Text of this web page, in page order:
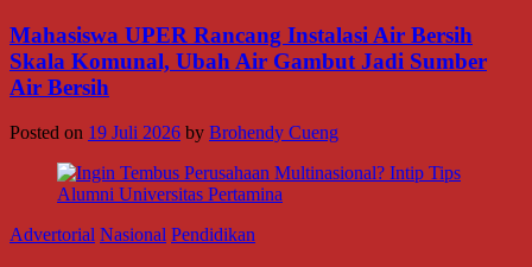
Mahasiswa UPER Rancang Instalasi Air Bersih
Skala Komunal, Ubah Air Gambut Jadi Sumber
Air Bersih
Posted on 19 Juli 2026 by Brohendy Cueng
Advertorial Nasional Pendidikan